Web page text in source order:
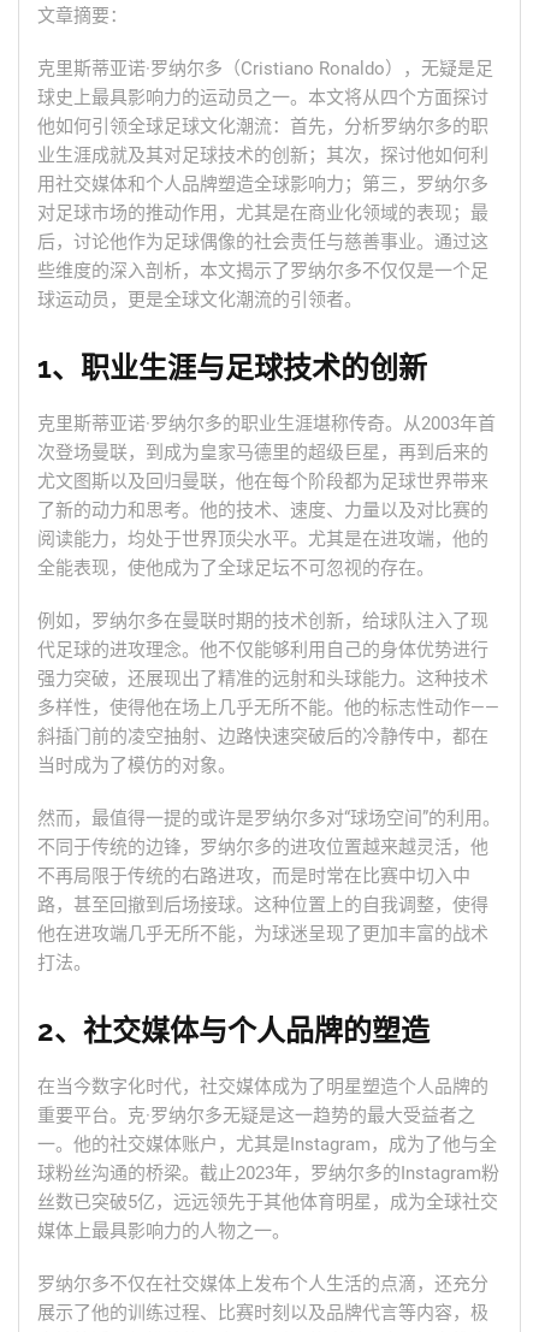
文章摘要：
克里斯蒂亚诺·罗纳尔多（Cristiano Ronaldo），无疑是足
球史上最具影响力的运动员之一。本文将从四个方面探讨
他如何引领全球足球文化潮流：首先，分析罗纳尔多的职
业生涯成就及其对足球技术的创新；其次，探讨他如何利
用社交媒体和个人品牌塑造全球影响力；第三，罗纳尔多
对足球市场的推动作用，尤其是在商业化领域的表现；最
后，讨论他作为足球偶像的社会责任与慈善事业。通过这
些维度的深入剖析，本文揭示了罗纳尔多不仅仅是一个足
球运动员，更是全球文化潮流的引领者。
1、职业生涯与足球技术的创新
克里斯蒂亚诺·罗纳尔多的职业生涯堪称传奇。从2003年首
次登场曼联，到成为皇家马德里的超级巨星，再到后来的
尤文图斯以及回归曼联，他在每个阶段都为足球世界带来
了新的动力和思考。他的技术、速度、力量以及对比赛的
阅读能力，均处于世界顶尖水平。尤其是在进攻端，他的
全能表现，使他成为了全球足坛不可忽视的存在。
例如，罗纳尔多在曼联时期的技术创新，给球队注入了现
代足球的进攻理念。他不仅能够利用自己的身体优势进行
强力突破，还展现出了精准的远射和头球能力。这种技术
多样性，使得他在场上几乎无所不能。他的标志性动作——
斜插门前的凌空抽射、边路快速突破后的冷静传中，都在
当时成为了模仿的对象。
然而，最值得一提的或许是罗纳尔多对“球场空间”的利用。
不同于传统的边锋，罗纳尔多的进攻位置越来越灵活，他
不再局限于传统的右路进攻，而是时常在比赛中切入中
路，甚至回撤到后场接球。这种位置上的自我调整，使得
他在进攻端几乎无所不能，为球迷呈现了更加丰富的战术
打法。
2、社交媒体与个人品牌的塑造
在当今数字化时代，社交媒体成为了明星塑造个人品牌的
重要平台。克·罗纳尔多无疑是这一趋势的最大受益者之
一。他的社交媒体账户，尤其是Instagram，成为了他与全
球粉丝沟通的桥梁。截止2023年，罗纳尔多的Instagram粉
丝数已突破5亿，远远领先于其他体育明星，成为全球社交
媒体上最具影响力的人物之一。
罗纳尔多不仅在社交媒体上发布个人生活的点滴，还充分
展示了他的训练过程、比赛时刻以及品牌代言等内容，极